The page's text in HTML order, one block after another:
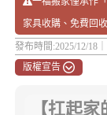
家具收購、免費回
發布時間:2025/12/18｜
版權宣告
【扛起